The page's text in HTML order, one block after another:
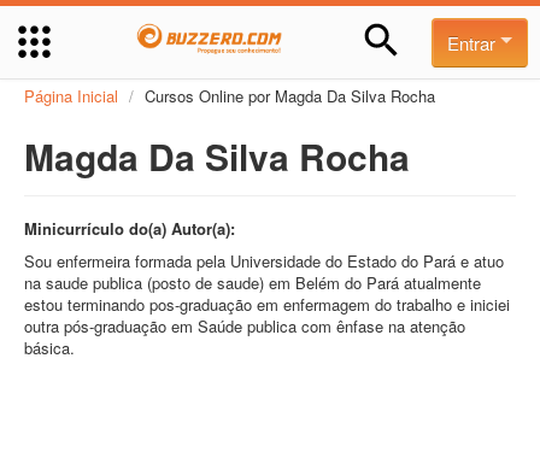
Entrar
Página Inicial / Cursos Online por Magda Da Silva Rocha
Magda Da Silva Rocha
Minicurrículo do(a) Autor(a):
Sou enfermeira formada pela Universidade do Estado do Pará e atuo
na saude publica (posto de saude) em Belém do Pará atualmente
estou terminando pos-graduação em enfermagem do trabalho e iniciei
outra pós-graduação em Saúde publica com ênfase na atenção
básica.